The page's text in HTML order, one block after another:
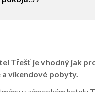
Třešť je vhodný jak
víkendové pobyty.